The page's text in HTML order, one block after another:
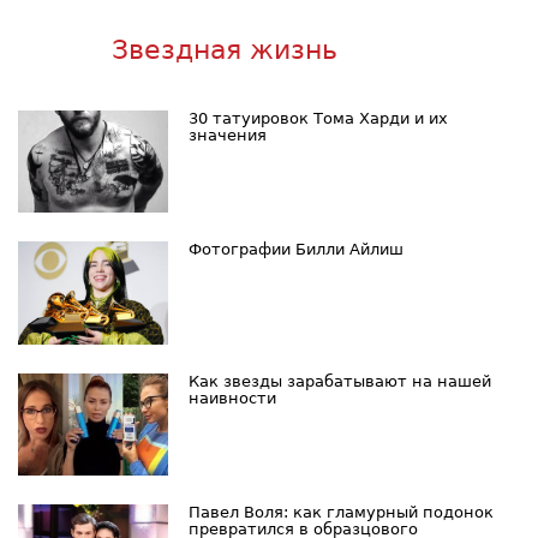
Звездная жизнь
30 татуировок Тома Харди и их
значения
Фотографии Билли Айлиш
Как звезды зарабатывают на нашей
наивности
Павел Воля: как гламурный подонок
превратился в образцового